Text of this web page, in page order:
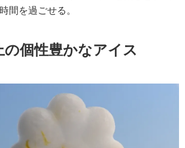
間を過ごせる。
の個性豊かなアイス